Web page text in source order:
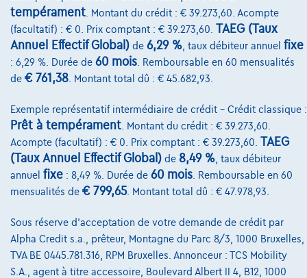
tempérament . Montant du crédit : € 39.273,60. Acompte
(facultatif) : € 0. Prix comptant : € 39.273,60. TAEG (Taux
Annuel Effectif Global) de 6,29 % , taux débiteur annuel fixe
: 6,29 %. Durée de 60 mois . Remboursable en 60 mensualités
de € 761,38 . Montant total dû : € 45.682,93.
Exemple représentatif intermédiaire de crédit – Crédit classique :
Prêt à tempérament . Montant du crédit : € 39.273,60.
Acompte (facultatif) : € 0. Prix comptant : € 39.273,60. TAEG
(Taux Annuel Effectif Global) de 8,49 % , taux débiteur
annuel fixe : 8,49 %. Durée de 60 mois . Remboursable en 60
mensualités de € 799,65. Montant total dû : € 47.978,93.
Sous réserve d'acceptation de votre demande de crédit par
Alpha Credit s.a., prêteur, Montagne du Parc 8/3, 1000 Bruxelles,
TVA BE 0445.781.316, RPM Bruxelles. Annonceur : TCS Mobility
S.A., agent à titre accessoire, Boulevard Albert II 4, B12, 1000
Leasing
Sur Nous
Devenez client
Qui nous sommes
Charte de qualité
Nos dealers
Nos partenaires
Contact